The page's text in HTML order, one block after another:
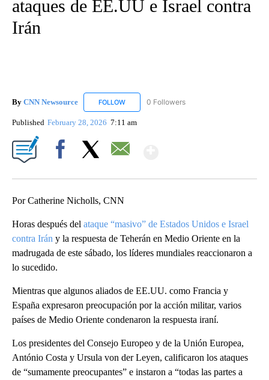
ataques de EE.UU e Israel contra
Irán
By CNN Newsource FOLLOW FOLLOW "CNN NEWSOURCE" TO RECEIVE
0 Followers
Published February 28, 2026 7:11 am
Por Catherine Nicholls, CNN
Horas después del ataque “masivo” de Estados Unidos e Israel
contra Irán y la respuesta de Teherán en Medio Oriente en la
madrugada de este sábado, los líderes mundiales reaccionaron a
lo sucedido.
Mientras que algunos aliados de EE.UU. como Francia y
España expresaron preocupación por la acción militar, varios
países de Medio Oriente condenaron la respuesta iraní.
Los presidentes del Consejo Europeo y de la Unión Europea,
António Costa y Ursula von der Leyen, calificaron los ataques
de “sumamente preocupantes” e instaron a “todas las partes a